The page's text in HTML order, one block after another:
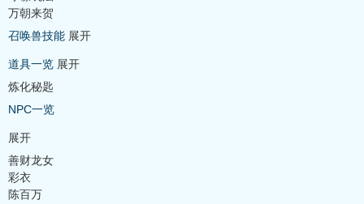
万朝来贺
召唤兽技能 展开
道具一览 展开
炼化秘匙
NPC一览
展开
善财龙女
彩衣
陈百万